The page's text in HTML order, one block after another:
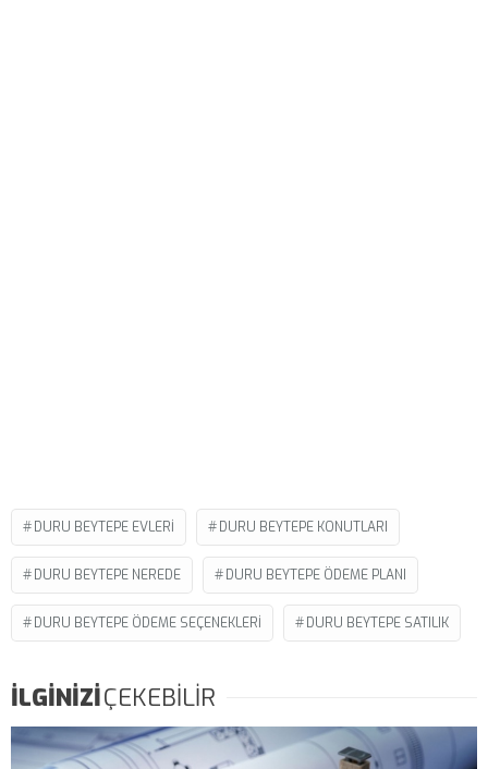
DURU BEYTEPE EVLERI DURU BEYTEPE KONUTLARI
DURU BEYTEPE NEREDE DURU BEYTEPE ÖDEME PLANI
DURU BEYTEPE ÖDEME SEÇENEKLERI DURU BEYTEPE SATILIK
İLGİNİZİÇEKEBİLİR